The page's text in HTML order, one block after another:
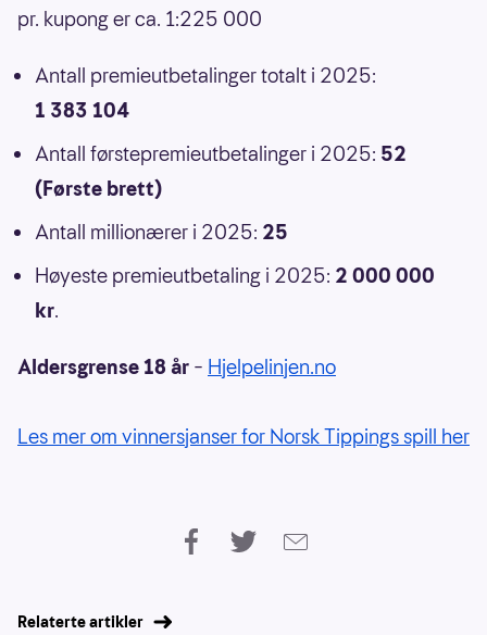
pr. kupong er ca. 1:225 000
Antall premieutbetalinger totalt i 2025:
1 383 104
Antall førstepremieutbetalinger i 2025: 52
(Første brett)
Antall millionærer i 2025: 25
Høyeste premieutbetaling i 2025: 2 000 000
kr.
Aldersgrense 18 år – Hjelpelinjen.no
Les mer om vinnersjanser for Norsk Tippings spill her
Relaterte artikler